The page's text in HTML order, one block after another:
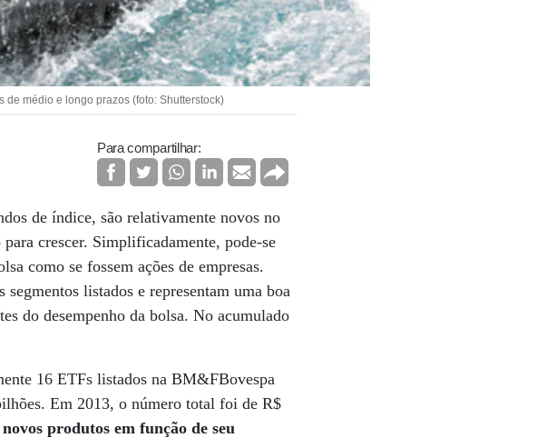
de médio e longo prazos (foto: Shutterstock)
Para compartilhar:
de índice, são relativamente novos no
crescer. Simplificadamente, pode-se
como se fossem ações de empresas.
listados e representam uma boa
do desempenho da bolsa. No acumulado
16 ETFs listados na BM&FBovespa
Em 2013, o número total foi de R$
produtos em função de seu